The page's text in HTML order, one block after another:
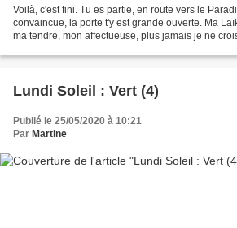
Voilà, c'est fini. Tu es partie, en route vers le
convaincue, la porte t'y est grande ouverte. Ma
ma tendre, mon affectueuse, plus jamais je ne
Lundi Soleil : Vert (4)
Publié le 25/05/2020 à 10:21
Par Martine